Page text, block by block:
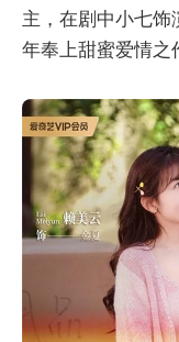
主，在剧中小七饰
年奉上甜蜜爱情之